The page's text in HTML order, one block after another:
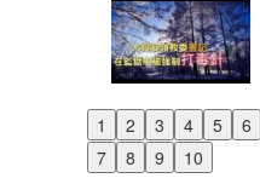
1 2 3 4 5
6
7
8 9 10
Previous
Next